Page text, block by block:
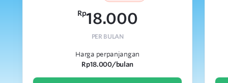
Rp18.000
PER BULAN
Harga perpanjangan
Rp18.000/bulan